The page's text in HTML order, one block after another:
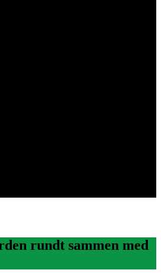
rundt sammen med